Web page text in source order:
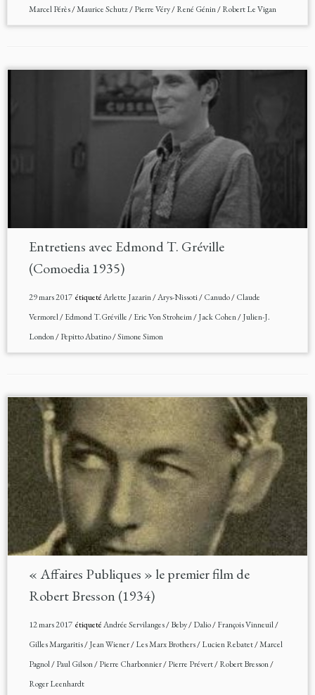
Marcel Pérès/Maurice Schutz/Pierre Véry/René Génin/Robert Le Vigan
Entretiens avec Edmond T. Gréville
(Comoedia 1935)
29 mars 2017étiquetéArlette Jazarin/Arys-Nissoti/Canudo/Claude
Vermorel/Edmond T.Gréville/Eric Von Stroheim/Jack Cohen/Julien-J.
London/Pepitto Abatino/Simone Simon
« Affaires Publiques » le premier film de
Robert Bresson (1934)
12 mars 2017étiquetéAndrée Servilanges/Beby/Dalio/François Vinneuil/
Gilles Margaritis/Jean Wiener/Les Marx Brothers/Lucien Rebatet/Marcel
Pagnol/Paul Gilson/Pierre Charbonnier/Pierre Prévert/Robert Bresson/
Roger Leenhardt